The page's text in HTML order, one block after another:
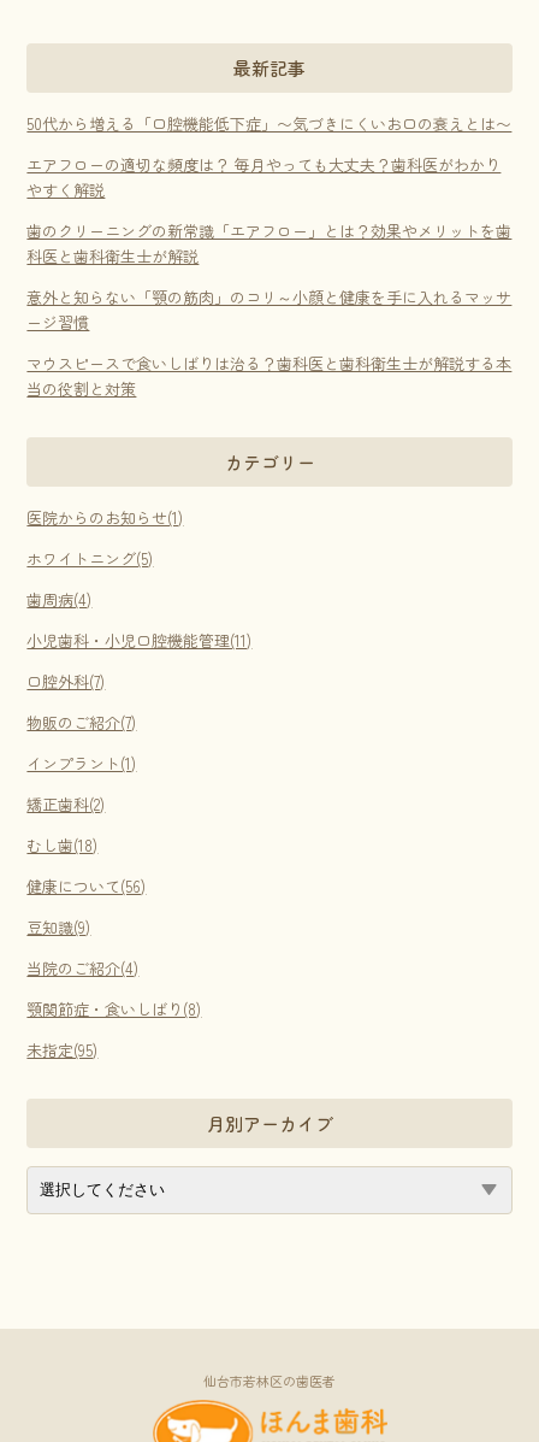
最新記事
50代から増える「口腔機能低下症」〜気づきにくいお口の衰えとは〜
エアフローの適切な頻度は？ 毎月やっても大丈夫？歯科医がわかり
やすく解説
歯のクリーニングの新常識「エアフロー」とは？効果やメリットを歯
科医と歯科衛生士が解説
意外と知らない「顎の筋肉」のコリ～小顔と健康を手に入れるマッサ
ージ習慣
マウスピースで食いしばりは治る？歯科医と歯科衛生士が解説する本
当の役割と対策
カテゴリー
医院からのお知らせ(1)
ホワイトニング(5)
歯周病(4)
小児歯科・小児口腔機能管理(11)
口腔外科(7)
物販のご紹介(7)
インプラント(1)
矯正歯科(2)
むし歯(18)
健康について(56)
豆知識(9)
当院のご紹介(4)
顎関節症・食いしばり(8)
未指定(95)
月別アーカイブ
仙台市若林区の歯医者